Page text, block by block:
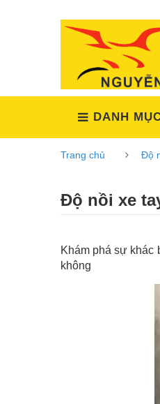
DANH
Trang chủ Độ
Độ nồi xe
Khám phá sự khác
không